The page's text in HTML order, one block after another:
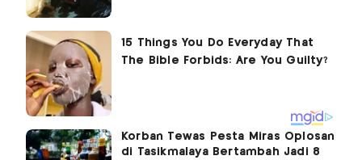
Korban Tewas Pesta Miras Oplosan
di Tasikmalaya Bertambah Jadi 8